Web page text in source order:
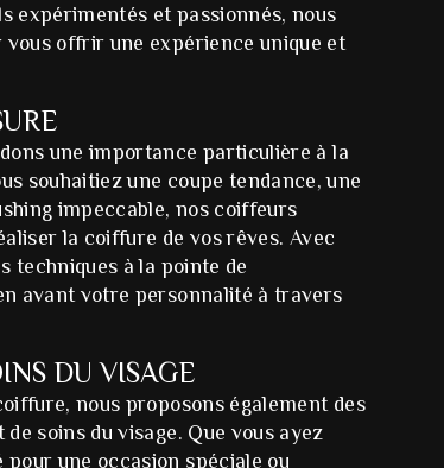
expérimentés et passionnés, nous
offrir une expérience unique et
une importance particulière à la
souhaitiez une coupe tendance, une
impeccable, nos coiffeurs
la coiffure de vos rêves. Avec
techniques à la pointe de
avant votre personnalité à travers
DU VISAGE
nous proposons également des
soins du visage. Que vous ayez
une occasion spéciale ou